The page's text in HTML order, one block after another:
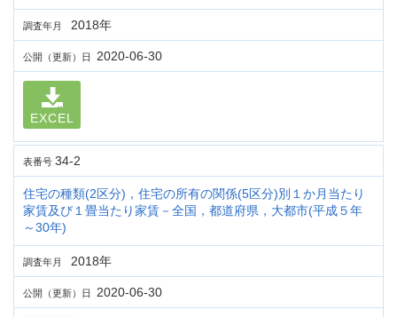
調査年月 2018年
公開（更新）日 2020-06-30
EXCEL
表番号 34-2
住宅の種類(2区分)，住宅の所有の関係(5区分)別１か月当たり
家賃及び１畳当たり家賃－全国，都道府県，大都市(平成５年
～30年)
調査年月 2018年
公開（更新）日 2020-06-30